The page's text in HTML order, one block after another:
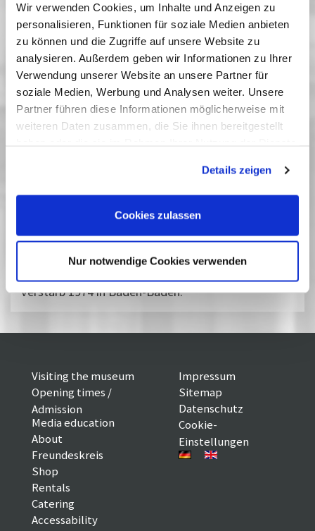
Wir verwenden Cookies, um Inhalte und Anzeigen zu
personalisieren, Funktionen für soziale Medien anbieten
zu können und die Zugriffe auf unsere Website zu
analysieren. Außerdem geben wir Informationen zu Ihrer
Verwendung unserer Website an unsere Partner für
soziale Medien, Werbung und Analysen weiter. Unsere
Partner führen diese Informationen möglicherweise mit
weiteren Daten zusammen, die Sie ihnen bereitgestellt
Cookies, wenn Sie unsere Webseite weiterhin nutzen.
Details zeigen
Cookies zulassen
Nur notwendige Cookies verwenden
Besatzungssoldaten auf die Beine und setzte gar
eine Oper an Walter Felsensteins berühmtem Haus
in Szene. Für die junge DEFA schrieb er einige der
bedeutendsten Filme der unmittelbaren
Nachkriegszeit, wieAffaire Blum(1948) undDer
Biberpelz(1949).
Das bundesdeutsche Nachkriegskino verdankt ihm
Wallace- und die Karl-May-Serie steuerte er einige
der wichtigsten Adaptionen bei. Seit Beginn der
sechziger Jahre arbeitete er zunehmend für das
Fernsehen und wurde schnell zum Spezialisten für
Dokumentarspiele kriminalistischer Provenienz.
Bei den Vorbereitungen zu einer Fernsehserie des
verstarb 1974 in Baden-Baden.
Visiting the museum
Opening times /
Admission
Media education
About
Freundeskreis
Shop
Rentals
Catering
Accessability
Impressum
Sitemap
Datenschutz
Cookie-
Einstellungen